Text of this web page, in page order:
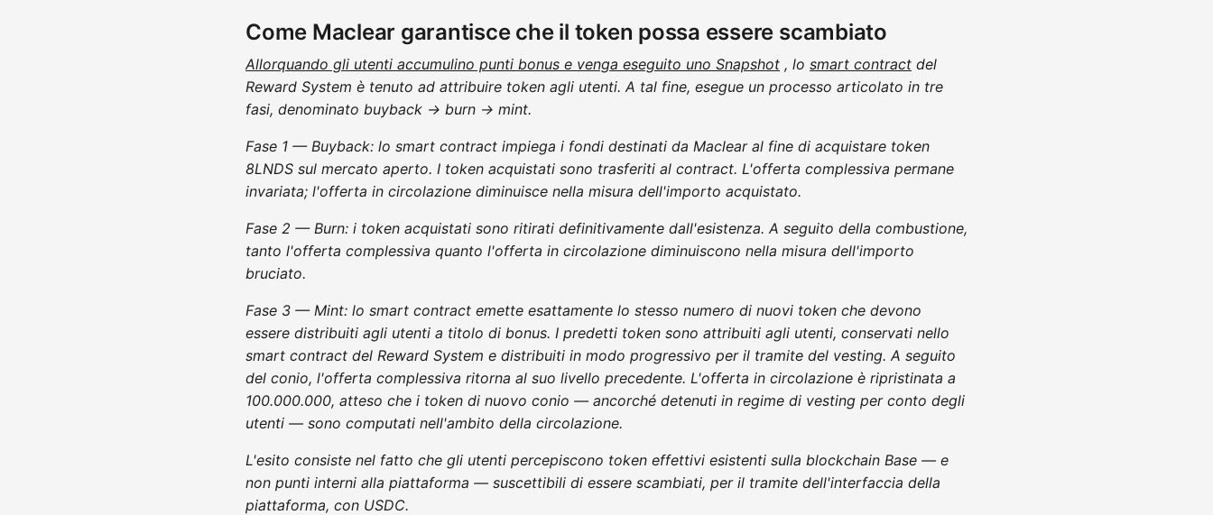
Come Maclear garantisce che il token possa essere scambiato
Allorquando gli utenti accumulino punti bonus e venga eseguito uno Snapshot , lo smart contract del
Reward System è tenuto ad attribuire token agli utenti. A tal fine, esegue un processo articolato in tre
fasi, denominato buyback → burn → mint.
Fase 1 — Buyback: lo smart contract impiega i fondi destinati da Maclear al fine di acquistare token
8LNDS sul mercato aperto. I token acquistati sono trasferiti al contract. L'offerta complessiva permane
invariata; l'offerta in circolazione diminuisce nella misura dell'importo acquistato.
Fase 2 — Burn: i token acquistati sono ritirati definitivamente dall'esistenza. A seguito della combustione,
tanto l'offerta complessiva quanto l'offerta in circolazione diminuiscono nella misura dell'importo
bruciato.
Fase 3 — Mint: lo smart contract emette esattamente lo stesso numero di nuovi token che devono
essere distribuiti agli utenti a titolo di bonus. I predetti token sono attribuiti agli utenti, conservati nello
smart contract del Reward System e distribuiti in modo progressivo per il tramite del vesting. A seguito
del conio, l'offerta complessiva ritorna al suo livello precedente. L'offerta in circolazione è ripristinata a
100.000.000, atteso che i token di nuovo conio — ancorché detenuti in regime di vesting per conto degli
utenti — sono computati nell'ambito della circolazione.
L'esito consiste nel fatto che gli utenti percepiscono token effettivi esistenti sulla blockchain Base — e
non punti interni alla piattaforma — suscettibili di essere scambiati, per il tramite dell'interfaccia della
piattaforma, con USDC.